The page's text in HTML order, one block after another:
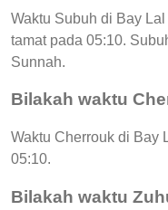
Waktu Subuh di Bay
tamat pada 05:10.
Sunnah.
Bilakah waktu
Waktu Cherrouk di Bay
05:10.
Bilakah waktu